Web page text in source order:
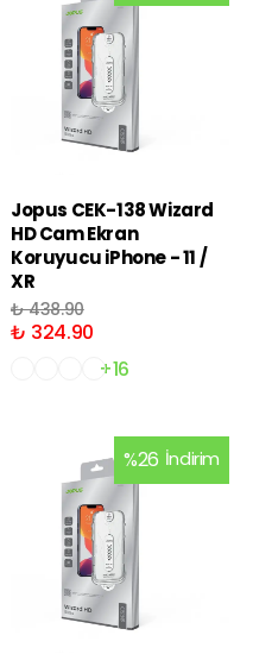
Jopus CEK-138 Wizard
HD Cam Ekran
Koruyucu iPhone - 11 /
XR
₺ 438.90
₺ 324.90
+16
%26 İndirim